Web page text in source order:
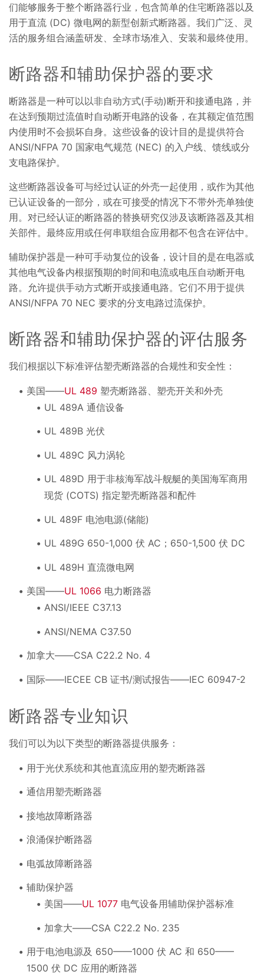
们能够服务于整个断路器行业，包含简单的住宅断路器以及
用于直流 (DC) 微电网的新型创新式断路器。我们广泛、灵
活的服务组合涵盖研发、全球市场准入、安装和最终使用。
断路器和辅助保护器的要求
断路器是一种可以以非自动方式(手动)断开和接通电路，并
在达到预期过流值时自动断开电路的设备，在其额定值范围
内使用时不会损坏自身。这些设备的设计目的是提供符合
ANSI/NFPA 70 国家电气规范 (NEC) 的入户线、馈线或分
支电路保护。
这些断路器设备可与经过认证的外壳一起使用，或作为其他
已认证设备的一部分，或在可接受的情况下不带外壳单独使
用。对已经认证的断路器的替换研究仅涉及该断路器及其相
关部件。最终应用或任何串联组合应用都不包含在评估中。
辅助保护器是一种可手动复位的设备，设计目的是在电器或
其他电气设备内根据预期的时间和电流或电压自动断开电
路。允许提供手动方式断开或接通电路。它们不用于提供
ANSI/NFPA 70 NEC 要求的分支电路过流保护。
断路器和辅助保护器的评估服务
我们根据以下标准评估塑壳断路器的合规性和安全性：
美国——UL 489 塑壳断路器、塑壳开关和外壳
UL 489A 通信设备
UL 489B 光伏
UL 489C 风力涡轮
UL 489D 用于非核海军战斗舰艇的美国海军商用
现货 (COTS) 指定塑壳断路器和配件
UL 489F 电池电源(储能)
UL 489G 650-1,000 伏 AC；650-1,500 伏 DC
UL 489H 直流微电网
美国——UL 1066 电力断路器
ANSI/IEEE C37.13
ANSI/NEMA C37.50
加拿大——CSA C22.2 No. 4
国际——IECEE CB 证书/测试报告——IEC 60947-2
断路器专业知识
我们可以为以下类型的断路器提供服务：
用于光伏系统和其他直流应用的塑壳断路器
通信用塑壳断路器
接地故障断路器
浪涌保护断路器
电弧故障断路器
辅助保护器
美国——UL 1077 电气设备用辅助保护器标准
加拿大——CSA C22.2 No. 235
用于电池电源及 650——1000 伏 AC 和 650——
1500 伏 DC 应用的断路器